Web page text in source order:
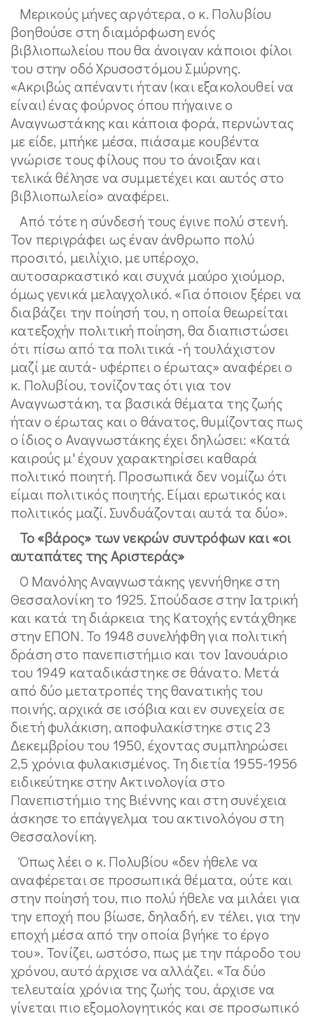
Μερικούς μήνες αργότερα, ο κ. Πολυβίου
βοηθούσε στη διαμόρφωση ενός
βιβλιοπωλείου που θα άνοιγαν κάποιοι φίλοι
του στην οδό Χρυσοστόμου Σμύρνης.
«Ακριβώς απέναντι ήταν (και εξακολουθεί να
είναι) ένας φούρνος όπου πήγαινε ο
Αναγνωστάκης και κάποια φορά, περνώντας
με είδε, μπήκε μέσα, πιάσαμε κουβέντα
γνώρισε τους φίλους που το άνοιξαν και
τελικά θέλησε να συμμετέχει και αυτός στο
βιβλιοπωλείο» αναφέρει.
Από τότε η σύνδεσή τους έγινε πολύ στενή.
Τον περιγράφει ως έναν άνθρωπο πολύ
προσιτό, μειλίχιο, με υπέροχο,
αυτοσαρκαστικό και συχνά μαύρο χιούμορ,
όμως γενικά μελαγχολικό. «Για όποιον ξέρει να
διαβάζει την ποίησή του, η οποία θεωρείται
κατεξοχήν πολιτική ποίηση, θα διαπιστώσει
ότι πίσω από τα πολιτικά -ή τουλάχιστον
μαζί με αυτά- υφέρπει ο έρωτας» αναφέρει ο
κ. Πολυβίου, τονίζοντας ότι για τον
Αναγνωστάκη, τα βασικά θέματα της ζωής
ήταν ο έρωτας και ο θάνατος, θυμίζοντας πως
ο ίδιος ο Αναγνωστάκης έχει δηλώσει: «Κατά
καιρούς μ' έχουν χαρακτηρίσει καθαρά
πολιτικό ποιητή. Προσωπικά δεν νομίζω ότι
είμαι πολιτικός ποιητής. Είμαι ερωτικός και
πολιτικός μαζί. Συνδυάζονται αυτά τα δύο».
Το «βάρος» των νεκρών συντρόφων και «οι
αυταπάτες της Αριστεράς»
Ο Μανόλης Αναγνωστάκης γεννήθηκε στη
Θεσσαλονίκη το 1925. Σπούδασε στην Ιατρική
και κατά τη διάρκεια της Κατοχής εντάχθηκε
στην ΕΠΟΝ. Το 1948 συνελήφθη για πολιτική
δράση στο πανεπιστήμιο και τον Ιανουάριο
του 1949 καταδικάστηκε σε θάνατο. Μετά
από δύο μετατροπές της θανατικής του
ποινής, αρχικά σε ισόβια και εν συνεχεία σε
διετή φυλάκιση, αποφυλακίστηκε στις 23
Δεκεμβρίου του 1950, έχοντας συμπληρώσει
2,5 χρόνια φυλακισμένος. Τη διετία 1955-1956
ειδικεύτηκε στην Ακτινολογία στο
Πανεπιστήμιο της Βιέννης και στη συνέχεια
άσκησε το επάγγελμα του ακτινολόγου στη
Θεσσαλονίκη.
Όπως λέει ο κ. Πολυβίου «δεν ήθελε να
αναφέρεται σε προσωπικά θέματα, ούτε και
στην ποίησή του, πιο πολύ ήθελε να μιλάει για
την εποχή που βίωσε, δηλαδή, εν τέλει, για την
εποχή μέσα από την οποία βγήκε το έργο
του». Τονίζει, ωστόσο, πως με την πάροδο του
χρόνου, αυτό άρχισε να αλλάζει. «Τα δύο
τελευταία χρόνια της ζωής του, άρχισε να
γίνεται πιο εξομολογητικός και σε προσωπικό